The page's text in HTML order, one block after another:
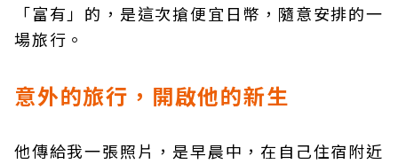
「富有」的，是這次搶便宜日幣，隨意安排的一
場旅行。
意外的旅行，開啟他的新生
他傳給我一張照片，是早晨中，在自己住宿附近